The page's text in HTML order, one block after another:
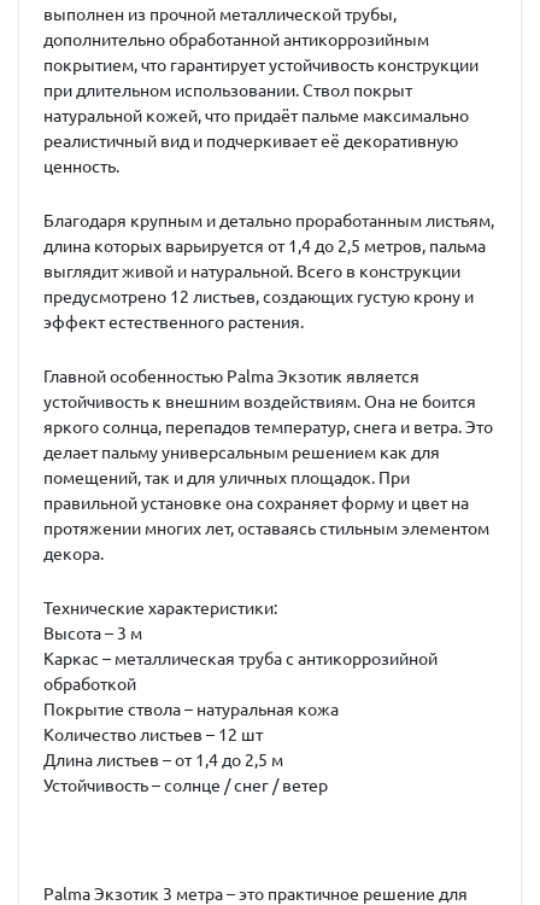
выполнен из прочной металлической трубы,
дополнительно обработанной антикоррозийным
покрытием, что гарантирует устойчивость конструкции
при длительном использовании. Ствол покрыт
натуральной кожей, что придаёт пальме максимально
реалистичный вид и подчеркивает её декоративную
ценность.
Благодаря крупным и детально проработанным листьям,
длина которых варьируется от 1,4 до 2,5 метров, пальма
выглядит живой и натуральной. Всего в конструкции
предусмотрено 12 листьев, создающих густую крону и
эффект естественного растения.
Главной особенностью Palma Экзотик является
устойчивость к внешним воздействиям. Она не боится
яркого солнца, перепадов температур, снега и ветра. Это
делает пальму универсальным решением как для
помещений, так и для уличных площадок. При
правильной установке она сохраняет форму и цвет на
протяжении многих лет, оставаясь стильным элементом
декора.
Технические характеристики:
Высота – 3 м
Каркас – металлическая труба с антикоррозийной
обработкой
Покрытие ствола – натуральная кожа
Количество листьев – 12 шт
Длина листьев – от 1,4 до 2,5 м
Устойчивость – солнце / снег / ветер
Palma Экзотик 3 метра – это практичное решение для